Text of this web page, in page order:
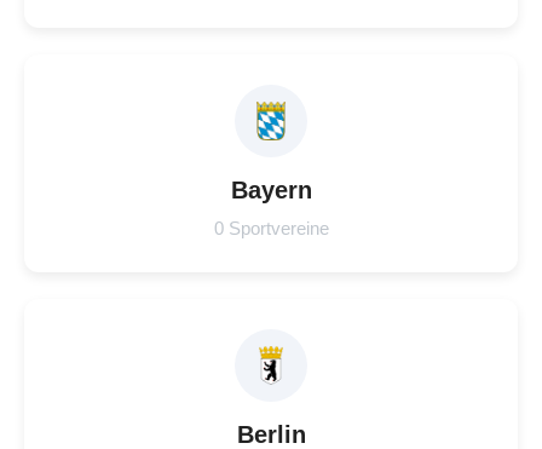
Bayern
0 Sportvereine
Berlin